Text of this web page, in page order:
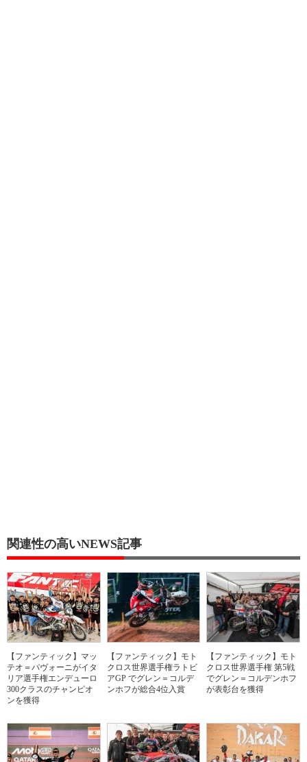
関連性の高いNEWS記事
【ファンティック】マッ
テオ＝パヴォーニがイタ
リア選手権エンデューロ
300クラスのチャンピオ
ンを獲得
【ファンティック】モト
クロス世界選手権ラトビ
アGP でグレン＝コルデ
ンホフが総合4位入賞
【ファンティック】モト
クロス世界選手権 第5戦
でグレン＝コルデンホフ
が表彰台を獲得